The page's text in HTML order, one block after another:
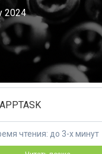
2024
APPTASK
чтения: до 3-х минут